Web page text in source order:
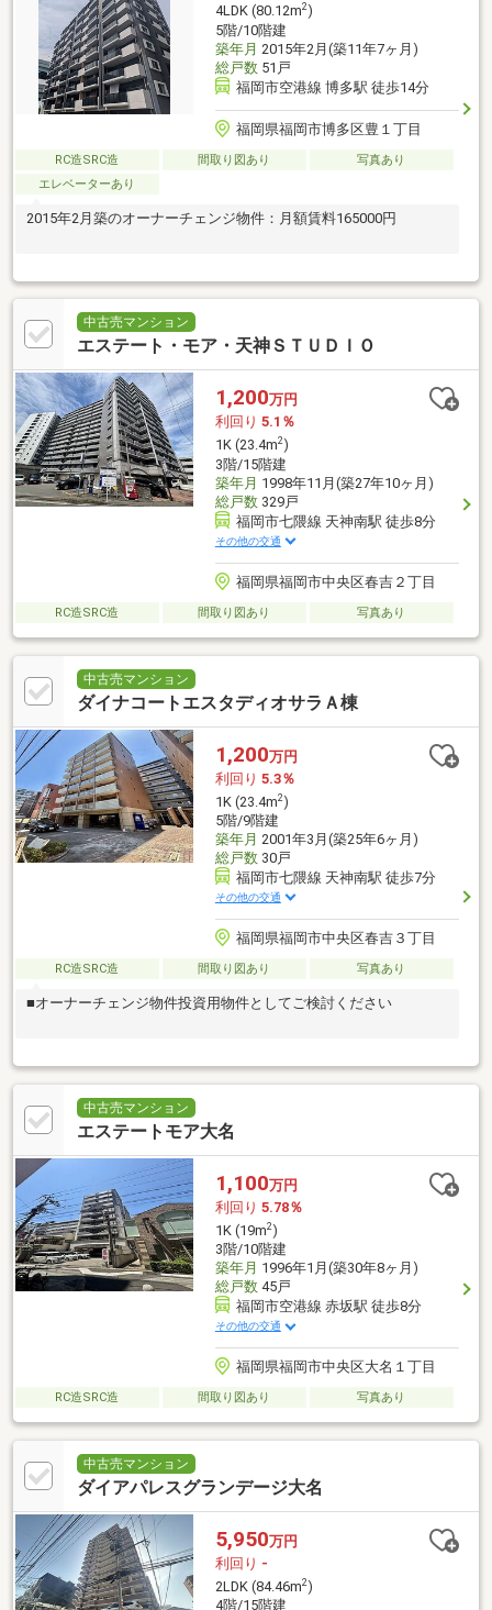
4LDK (80.12m2)
5階/10階建
築年月 2015年2月(築11年7ヶ月)
総戸数51戸
福岡市空港線 博多駅 徒歩14分
福岡県福岡市博多区豊１丁目
RC造SRC造 間取り図あり
写真あり
エレベーターあり
2015年2月築のオーナーチェンジ物件：月額賃料165000円
中古売マンション
エステート・モア・天神ＳＴＵＤＩＯ
1,200万円
利回り 5.1％
1K (23.4m2)
3階/15階建
築年月 1998年11月(築27年10ヶ月)
総戸数329戸
福岡市七隈線 天神南駅 徒歩8分
その他の交通
福岡県福岡市中央区春吉２丁目
RC造SRC造 間取り図あり 写真あり
中古売マンション
ダイナコートエスタディオサラＡ棟
1,200万円
利回り 5.3％
1K (23.4m2)
5階/9階建
築年月 2001年3月(築25年6ヶ月)
総戸数30戸
福岡市七隈線 天神南駅 徒歩7分
その他の交通
福岡県福岡市中央区春吉３丁目
RC造SRC造 間取り図あり 写真あり
■オーナーチェンジ物件投資用物件としてご検討ください
中古売マンション
エステートモア大名
1,100万円
利回り 5.78％
1K (19m2)
3階/10階建
築年月 1996年1月(築30年8ヶ月)
総戸数45戸
福岡市空港線 赤坂駅 徒歩8分
その他の交通
福岡県福岡市中央区大名１丁目
RC造SRC造 間取り図あり 写真あり
中古売マンション
ダイアパレスグランデージ大名
5,950万円
利回り -
2LDK (84.46m2)
4階/15階建